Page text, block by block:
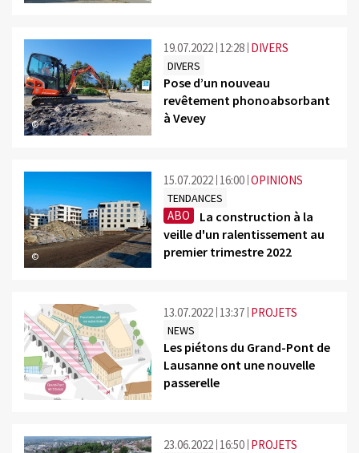
©
19.07.2022 12:28 DIVERS
DIVERS
Pose d’un nouveau
revêtement phonoabsorbant
à Vevey
©
15.07.2022 16:00 OPINIONS
TENDANCES
ABO
La construction à la
veille d'un ralentissement au
premier trimestre 2022
13.07.2022 13:37 PROJETS
NEWS
Les piétons du Grand-Pont de
Lausanne ont une nouvelle
passerelle
23.06.2022 16:50 PROJETS